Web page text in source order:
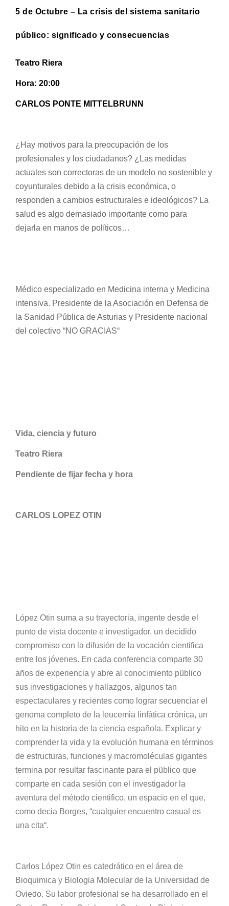
5 de Octubre – La crisis del sistema sanitario
público: significado y consecuencias
Teatro Riera
Hora: 20:00
CARLOS PONTE MITTELBRUNN
¿Hay motivos para la preocupación de los
profesionales y los ciudadanos? ¿Las medidas
actuales son correctoras de un modelo no sostenible y
coyunturales debido a la crisis económica, o
responden a cambios estructurales e ideológicos? La
salud es algo demasiado importante como para
dejarla en manos de políticos…
Médico especializado en Medicina interna y Medicina
intensiva. Presidente de la Asociación en Defensa de
la Sanidad Pública de Asturias y Presidente nacional
del colectivo “NO GRACIAS“
Vida, ciencia y futuro
Teatro Riera
Pendiente de fijar fecha y hora
CARLOS LOPEZ OTIN
López Otin suma a su trayectoria, ingente desde el
punto de vista docente e investigador, un decidido
compromiso con la difusión de la vocación cientifica
entre los jóvenes. En cada conferencia comparte 30
años de experiencia y abre al conocimiento püblico
sus investigaciones y hallazgos, algunos tan
espectaculares y recientes como lograr secuenciar el
genoma completo de la leucemia linfática crónica, un
hito en la historia de la ciencia española. Explicar y
comprender la vida y la evolución humana en términos
de estructuras, funciones y macromoléculas gigantes
termina por resultar fascinante para el püblico que
comparte en cada sesión con el investigador la
aventura del método cientifico, un espacio en el que,
como decia Borges, “cualquier encuentro casual es
una cita“.
Carlos López Otin es catedrático en el área de
Bioquimica y Biologia Molecular de la Universidad de
Oviedo. Su labor profesional se ha desarrollado en el